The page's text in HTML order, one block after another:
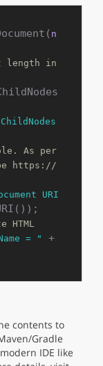
n
length in
As per
https://
URI
= "
+
contents to
Gradle
IDE like